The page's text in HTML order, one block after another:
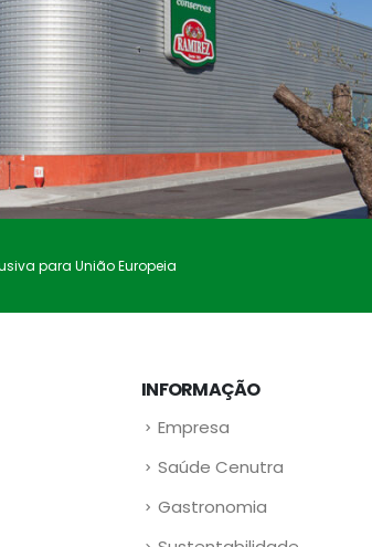
para União Europeia
INFORMAÇÃO
Empresa
Saúde Cenutra
Gastronomia